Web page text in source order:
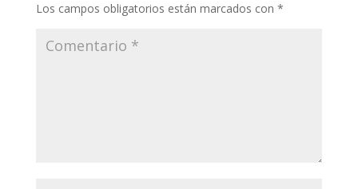
Los campos obligatorios están marcados con *